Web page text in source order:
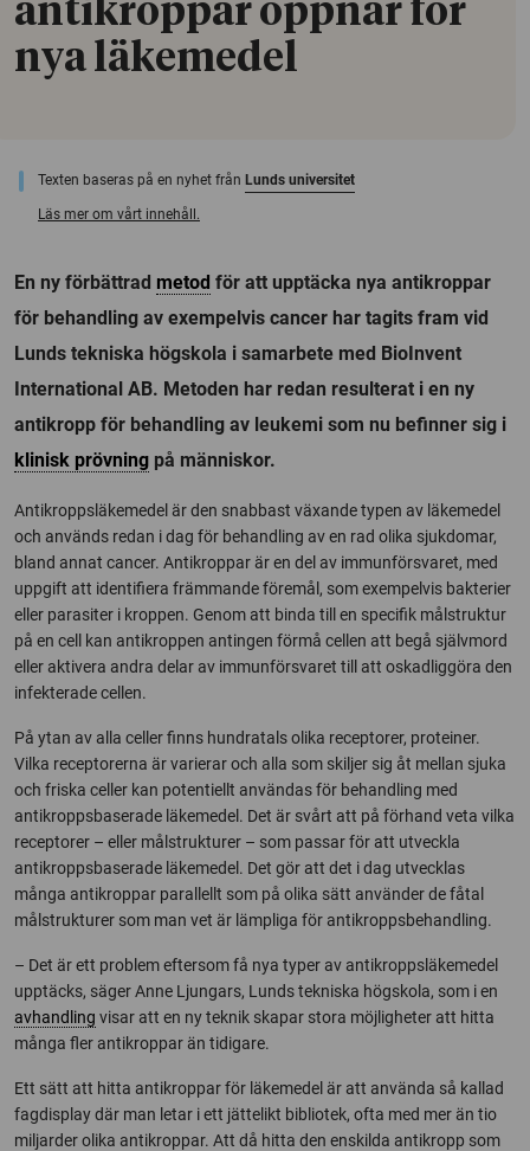
antikroppar öppnar för
nya läkemedel
Texten baseras på en nyhet från Lunds universitet
Läs mer om vårt innehåll.
En ny förbättrad metod för att upptäcka nya antikroppar
för behandling av exempelvis cancer har tagits fram vid
Lunds tekniska högskola i samarbete med BioInvent
International AB. Metoden har redan resulterat i en ny
antikropp för behandling av leukemi som nu befinner sig i
klinisk prövning på människor.
Antikroppsläkemedel är den snabbast växande typen av läkemedel
och används redan i dag för behandling av en rad olika sjukdomar,
bland annat cancer. Antikroppar är en del av immunförsvaret, med
uppgift att identifiera främmande föremål, som exempelvis bakterier
eller parasiter i kroppen. Genom att binda till en specifik målstruktur
på en cell kan antikroppen antingen förmå cellen att begå självmord
eller aktivera andra delar av immunförsvaret till att oskadliggöra den
infekterade cellen.
På ytan av alla celler finns hundratals olika receptorer, proteiner.
Vilka receptorerna är varierar och alla som skiljer sig åt mellan sjuka
och friska celler kan potentiellt användas för behandling med
antikroppsbaserade läkemedel. Det är svårt att på förhand veta vilka
receptorer – eller målstrukturer – som passar för att utveckla
antikroppsbaserade läkemedel. Det gör att det i dag utvecklas
många antikroppar parallellt som på olika sätt använder de fåtal
målstrukturer som man vet är lämpliga för antikroppsbehandling.
– Det är ett problem eftersom få nya typer av antikroppsläkemedel
upptäcks, säger Anne Ljungars, Lunds tekniska högskola, som i en
avhandling visar att en ny teknik skapar stora möjligheter att hitta
många fler antikroppar än tidigare.
Ett sätt att hitta antikroppar för läkemedel är att använda så kallad
fagdisplay där man letar i ett jättelikt bibliotek, ofta med mer än tio
miljarder olika antikroppar. Att då hitta den enskilda antikropp som